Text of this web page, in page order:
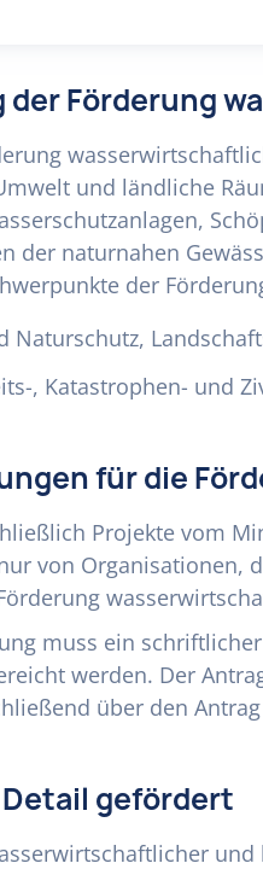
Förderung
und ländliche
der naturnahen
der
Naturschutz,
, Katastrophen- und
für die
Projekte vom
von Organisationen,
muss ein
werden. Der
über den
gefördert